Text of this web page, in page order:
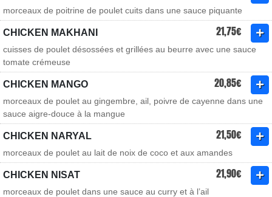
morceaux de poitrine de poulet cuits dans une sauce piquante
CHICKEN MAKHANI 21,75€
cuisses de poulet désossées et grillées au beurre avec une sauce
tomate crémeuse
CHICKEN MANGO 20,85€
morceaux de poulet au gingembre, ail, poivre de cayenne dans une
sauce aigre-douce à la mangue
CHICKEN NARYAL 21,50€
morceaux de poulet au lait de noix de coco et aux amandes
CHICKEN NISAT 21,90€
morceaux de poulet dans une sauce au curry et à l’ail